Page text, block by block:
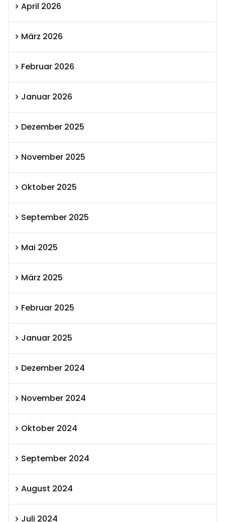
April 2026
März 2026
Februar 2026
Januar 2026
Dezember 2025
November 2025
Oktober 2025
September 2025
Mai 2025
März 2025
Februar 2025
Januar 2025
Dezember 2024
November 2024
Oktober 2024
September 2024
August 2024
Juli 2024